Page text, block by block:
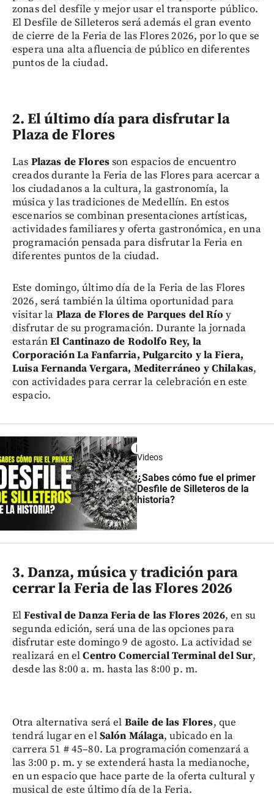
zonas del desfile y mejor usar el transporte público.
El Desfile de Silleteros será además el gran evento
de cierre de la Feria de las Flores 2026, por lo que se
espera una alta afluencia de público en diferentes
puntos de la ciudad.
2. El último día para disfrutar la
Plaza de Flores
Las Plazas de Floresson espacios de encuentro
creados durante la Feria de las Flores para acercar a
los ciudadanos a la cultura, la gastronomía, la
música y las tradiciones de Medellín. En estos
escenarios se combinan presentaciones artísticas,
actividades familiares y oferta gastronómica, en una
programación pensada para disfrutar la Feria en
diferentes puntos de la ciudad.
Este domingo, último día de la Feria de las Flores
2026, será también la última oportunidad para
visitar la Plaza de Flores de Parques del Río y
disfrutar de su programación. Durante la jornada
estaránEl Cantinazo de Rodolfo Rey, la
Corporación La Fanfarria, Pulgarcito y la Fiera,
Luisa Fernanda Vergara, Mediterráneo y Chilakas,
con actividades para cerrar la celebración en este
espacio.
Videos
¿Sabes cómo fue el primer
Desfile de Silleteros de la
historia?
3. Danza, música y tradición para
cerrar la Feria de las Flores 2026
ElFestival de Danza Feria de las Flores 2026, en su
segunda edición, será una de las opciones para
disfrutar este domingo 9 de agosto. La actividad se
realizará en elCentro Comercial Terminal del Sur,
desde las 8:00 a. m. hasta las 8:00 p. m.
Otra alternativa será el Baile de las Flores, que
tendrá lugar en elSalón Málaga, ubicado en la
carrera 51 # 45–80. La programación comenzará a
las 3:00 p. m. y se extenderá hasta la medianoche,
en un espacio que hace parte de la oferta cultural y
musical de este último día de la Feria.